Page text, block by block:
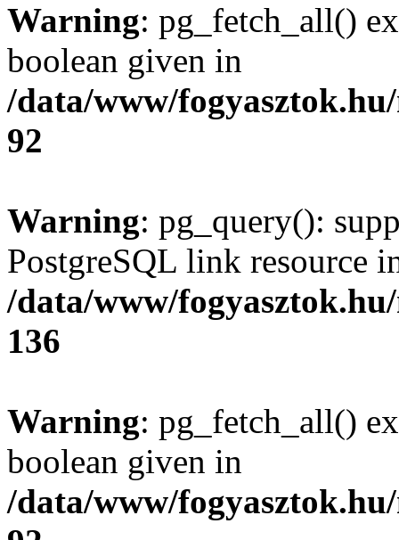
Warning: pg_fetch_all()
boolean given in
/data/www/
92
Warning: pg_query():
PostgreSQL link resource
/data/www/
136
Warning: pg_fetch_all()
boolean given in
/data/www/